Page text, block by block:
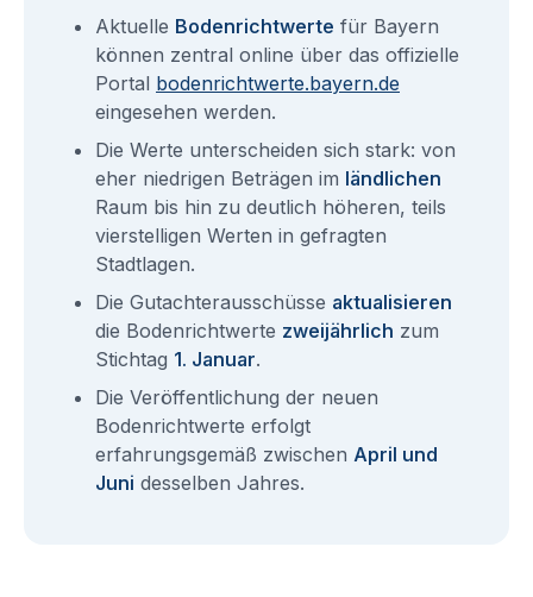
Aktuelle Bodenrichtwerte für Bayern
können zentral online über das offizielle
Portal bodenrichtwerte.bayern.de
eingesehen werden.
Die Werte unterscheiden sich stark: von
eher niedrigen Beträgen im ländlichen
Raum bis hin zu deutlich höheren, teils
vierstelligen Werten in gefragten
Stadtlagen.
Die Gutachterausschüsse aktualisieren
die Bodenrichtwerte zweijährlich zum
Stichtag 1. Januar.
Die Veröffentlichung der neuen
Bodenrichtwerte erfolgt
erfahrungsgemäß zwischen April und
Juni desselben Jahres.